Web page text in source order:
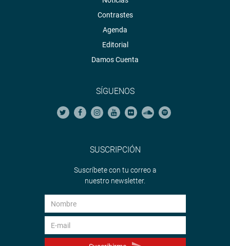
Contrastes
Agenda
Editorial
Damos Cuenta
SÍGUENOS
SUSCRIPCIÓN
Suscríbete con tu correo a
nuestro newsletter.